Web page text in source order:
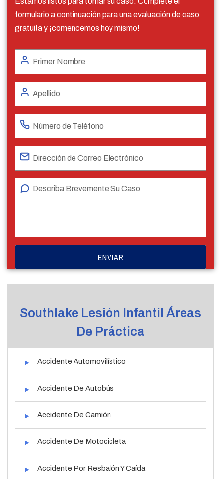
formulario a continuación para una evaluación de caso
gratuita y ¡comencemos hoy mismo!
Southlake Lesión Infantil Áreas
De Práctica
Accidente Automovilístico
Accidente De Autobús
Accidente De Camión
Accidente De Motocicleta
Accidente Por Resbalón Y Caída